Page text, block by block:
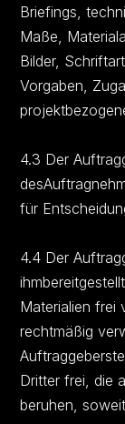
Briefings,
Maße,
Bilder,
Vorgaben,
4.3 Der
für
4.4 Der
Materialien frei
rechtmäßig
Dritter frei, die
beruhen,